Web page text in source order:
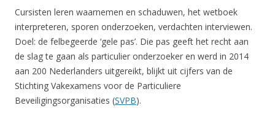
Cursisten leren waarnemen en schaduwen, het wetboek
interpreteren, sporen onderzoeken, verdachten interviewen.
Doel: de felbegeerde ‘gele pas’. Die pas geeft het recht aan
de slag te gaan als particulier onderzoeker en werd in 2014
aan 200 Nederlanders uitgereikt, blijkt uit cijfers van de
Stichting Vakexamens voor de Particuliere
Beveiligingsorganisaties (SVPB).